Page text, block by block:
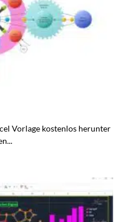
Vorlage kostenlos herunter